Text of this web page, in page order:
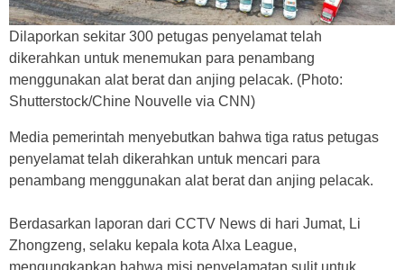
Dilaporkan sekitar 300 petugas penyelamat telah
dikerahkan untuk menemukan para penambang
menggunakan alat berat dan anjing pelacak. (Photo:
Shutterstock/Chine Nouvelle via CNN)
Media pemerintah menyebutkan bahwa tiga ratus petugas
penyelamat telah dikerahkan untuk mencari para
penambang menggunakan alat berat dan anjing pelacak.
Berdasarkan laporan dari CCTV News di hari Jumat, Li
Zhongzeng, selaku kepala kota Alxa League,
mengungkapkan bahwa misi penyelamatan sulit untuk